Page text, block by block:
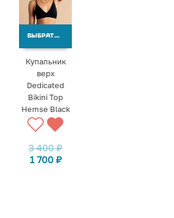
ВЫБРАТЬ ВАРИАНТЫ
Купальник
верх
Dedicated
Bikini Top
Hemse Black
3 400₽
1 700 ₽